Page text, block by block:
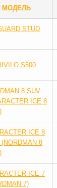
МОДЕЛЬ
STUD
S500
8 SUV
ICE 8
ICE 8
8
ICE 7
7)